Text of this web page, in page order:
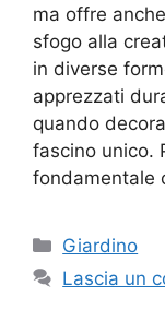
ma offre
sfogo alla
in diverse
apprezzati
quando
fascino unico.
fondamentale
Categorie
Giardino
Lascia un